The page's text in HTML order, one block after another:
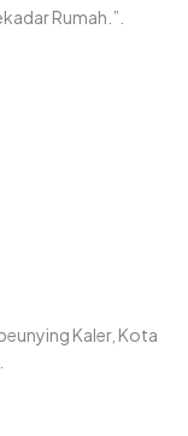
Rumah.”.
Kaler, Kota